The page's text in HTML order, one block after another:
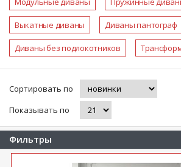
Выкатные диваны Диваны пантограф
Диваны без подлокотников
Сортировать по
Показывать по
Фильтры